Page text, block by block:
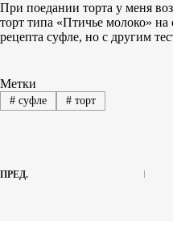
При поедании торта у меня
торт типа «Птичье молоко» на
рецепта суфле, но с другим
Метки
#суфле #торт
ПРЕД.